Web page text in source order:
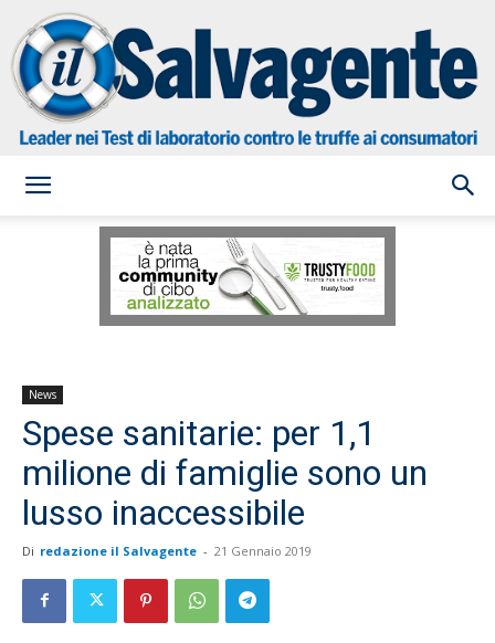
Salvagente
News
Spese sanitarie: per 1,1
milione di famiglie sono un
lusso inaccessibile
Di redazione il Salvagente - 21 Gennaio 2019